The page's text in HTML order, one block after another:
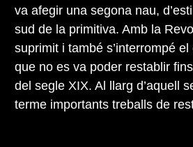
va afegir una segona nau,
sud de la primitiva. Amb la
suprimit i també s’interrompé el
que no es va poder restablir
del segle XIX. Al llarg d’aquell
terme importants treballs de